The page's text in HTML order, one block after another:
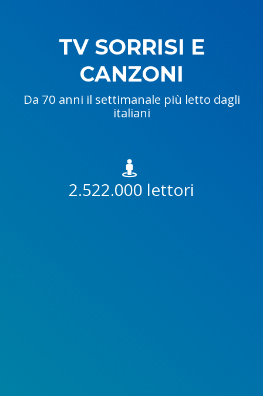
TV SORRISI E
CANZONI
Da 70 anni il settimanale più letto dagli
italiani
2.522.000 lettori